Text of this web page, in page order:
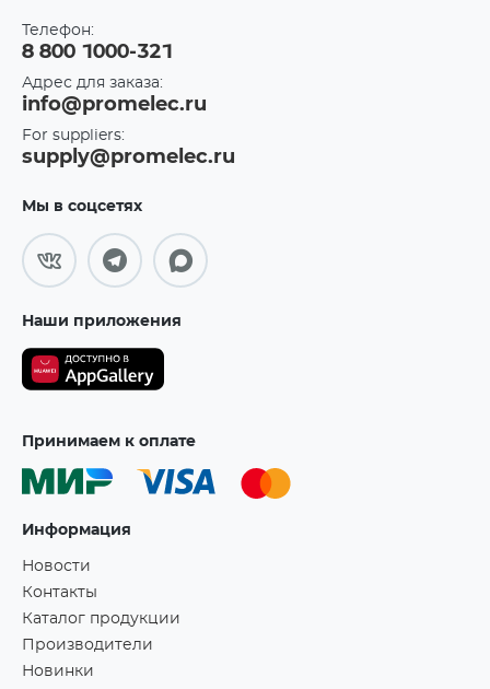
Телефон:
8 800 1000-321
Адрес для заказа:
info@promelec.ru
For suppliers:
supply@promelec.ru
Мы в соцсетях
Наши приложения
Принимаем к оплате
Информация
Новости
Контакты
Каталог продукции
Производители
Новинки